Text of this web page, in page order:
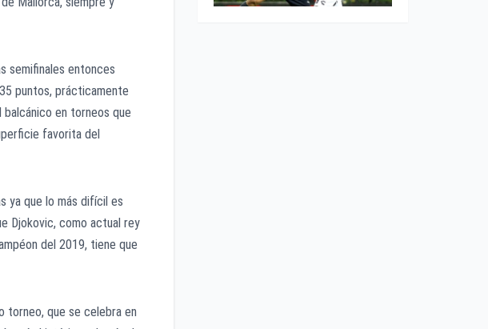
semifinales entonces
puntos, prácticamente
balcánico en torneos que
favorita del
ya que lo más difícil es
Djokovic, como actual rey
del 2019, tiene que
torneo, que se celebra en